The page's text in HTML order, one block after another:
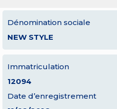
Dénomination sociale
NEW STYLE
Immatriculation
12094
Date d’enregistrement